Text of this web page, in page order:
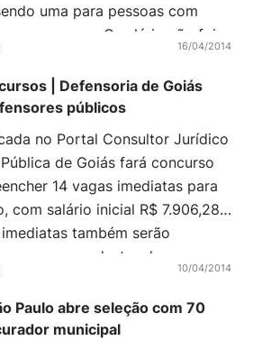
uma para pessoas com
para negros. O salário não foi
mas, de acordo com
16/04/2014
| Defensoria de Goiás
públicos
no Portal Consultor Jurídico
de Goiás fará concurso
14 vagas imediatas para
com salário inicial R$ 7.906,28.
também serão
para cadastro de reserva.
ser bacharel em
na Ordem […]
10/04/2014
Paulo abre seleção com 70
municipal